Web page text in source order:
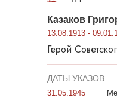
Казаков
13.08.1913 -
Герой
ДАТЫ УКАЗОВ
31.05.1945